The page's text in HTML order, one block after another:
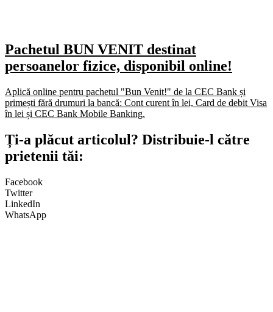
Pachetul BUN VENIT destinat
persoanelor fizice, disponibil online!
Aplică online pentru pachetul "Bun Venit!" de la CEC Bank și
primești fără drumuri la bancă: Cont curent în lei, Card de debit Visa
în lei și CEC Bank Mobile Banking.​
Ți-a plăcut articolul? Distribuie-l către
prietenii tăi:
Facebook
Twitter
LinkedIn
WhatsApp